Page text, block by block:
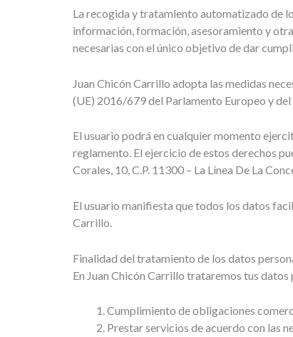
La recogida y tratamiento automatizado de
información, formación, asesoramiento y
necesarias con el único objetivo de dar
Juan Chicón Carrillo adopta las medidas
(UE) 2016/679 del Parlamento Europeo y del
El usuario podrá en cualquier momento
reglamento. El ejercicio de estos derechos
Corales, 10, C.P. 11300 – La Línea De La
El usuario manifiesta que todos los datos
Carrillo.
Finalidad del tratamiento de los datos
En Juan Chicón Carrillo trataremos tus
Cumplimiento de obligaciones
Prestar servicios de acuerdo con las